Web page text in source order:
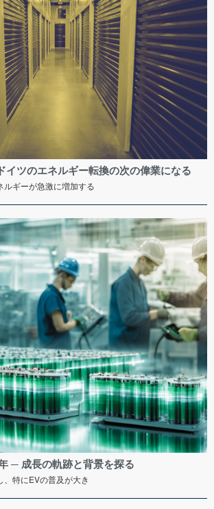
イツのエネルギー転換の次の偉業になる
ルギーが急激に増加する
─ 成長の軌跡と背景を探る
特にEVの普及が大き